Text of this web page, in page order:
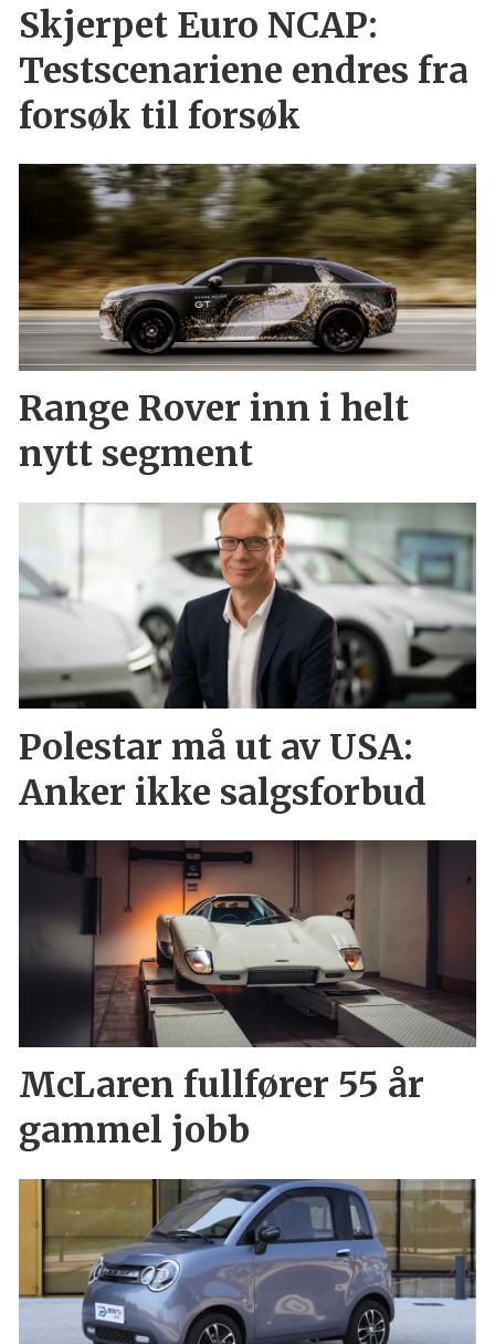
Skjerpet Euro NCAP:
Testscenariene endres fra
forsøk til forsøk
Range Rover inn i helt
nytt segment
Polestar må ut av USA:
Anker ikke salgsforbud
McLaren fullfører 55 år
gammel jobb